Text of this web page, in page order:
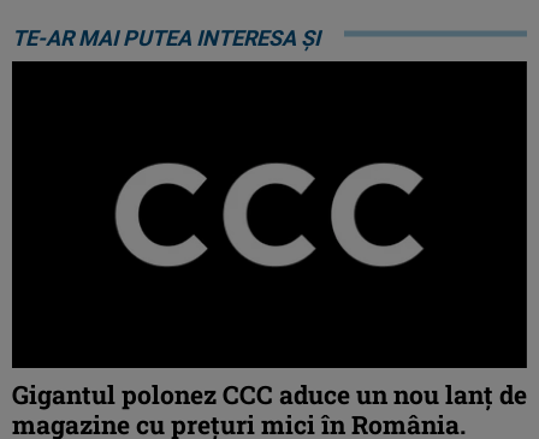
TE-AR MAI PUTEA INTERESA ȘI
Gigantul polonez CCC aduce un nou lanț de
magazine cu prețuri mici în România.